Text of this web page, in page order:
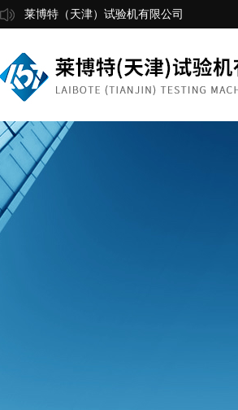
莱博特（天津）试验机有限公司